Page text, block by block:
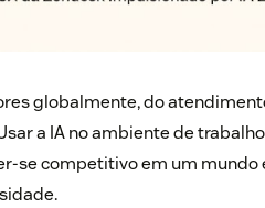
globalmente, do
a IA no ambiente de
se competitivo em um mundo